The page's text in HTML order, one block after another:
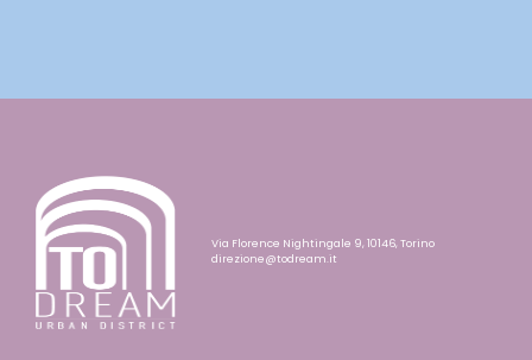
Via Florence Nightingale 9, 10146, Torino
direzione@todream.it